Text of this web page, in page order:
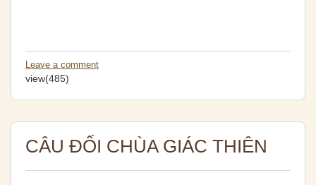
Leave a comment
view(485)
CÂU ĐỐI CHÙA GIÁC THIÊN